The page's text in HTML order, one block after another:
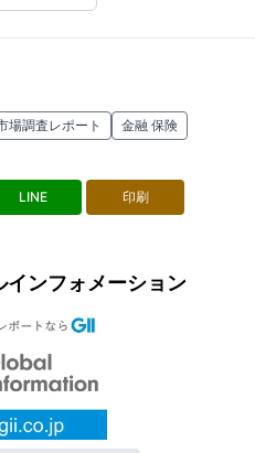
場調査レポート 金融 保険
LINE 印刷
ンフォメーション